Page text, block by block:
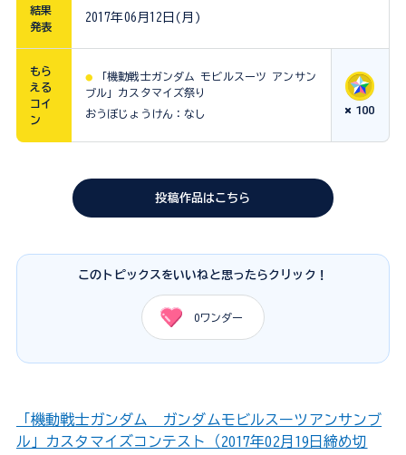
結果
発表
2017年06月12日(月)
もら
える
コイ
ン
「機動戦士ガンダム モビルスーツ アンサン
ブル」カスタマイズ祭り
おうぼじょうけん：なし
100
投稿作品はこちら
このトピックスをいいねと思ったらクリック！
0ワンダー
「機動戦士ガンダム ガンダムモビルスーツアンサンブ
ル」カスタマイズコンテスト（2017年02月19日締め切